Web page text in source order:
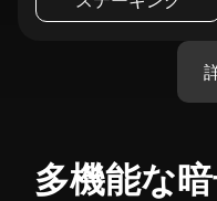
多機能な